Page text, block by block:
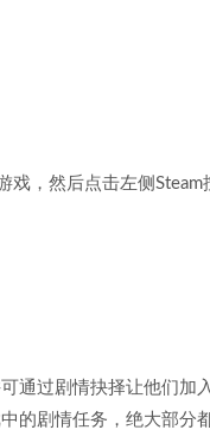
戏，然后点击左侧
通过剧情抉择让他们加
的剧情任务，绝大部分